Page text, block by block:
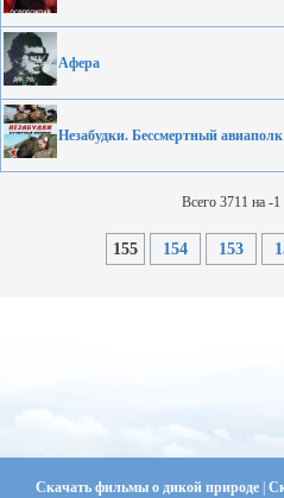
Афера
Незабудки. Бессмертный
Всего 3711 на -1
155 154 153
Скачать фильмы о дикой природе